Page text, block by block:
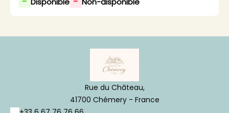
Rue du Château,
41700 Chémery - France